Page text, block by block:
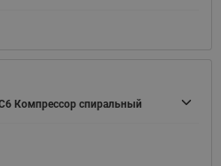
Компрессор спиральный